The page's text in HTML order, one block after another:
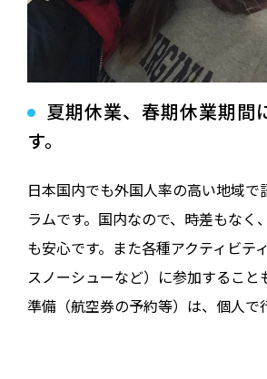
夏期休業、春期休業期間
す。
日本国内でも外国人率の高い地域で
ラムです。国内なので、時差もなく
も安心です。また各種アクティビテ
スノーシューなど）に参加すること
準備（航空券の予約等）は、個人で